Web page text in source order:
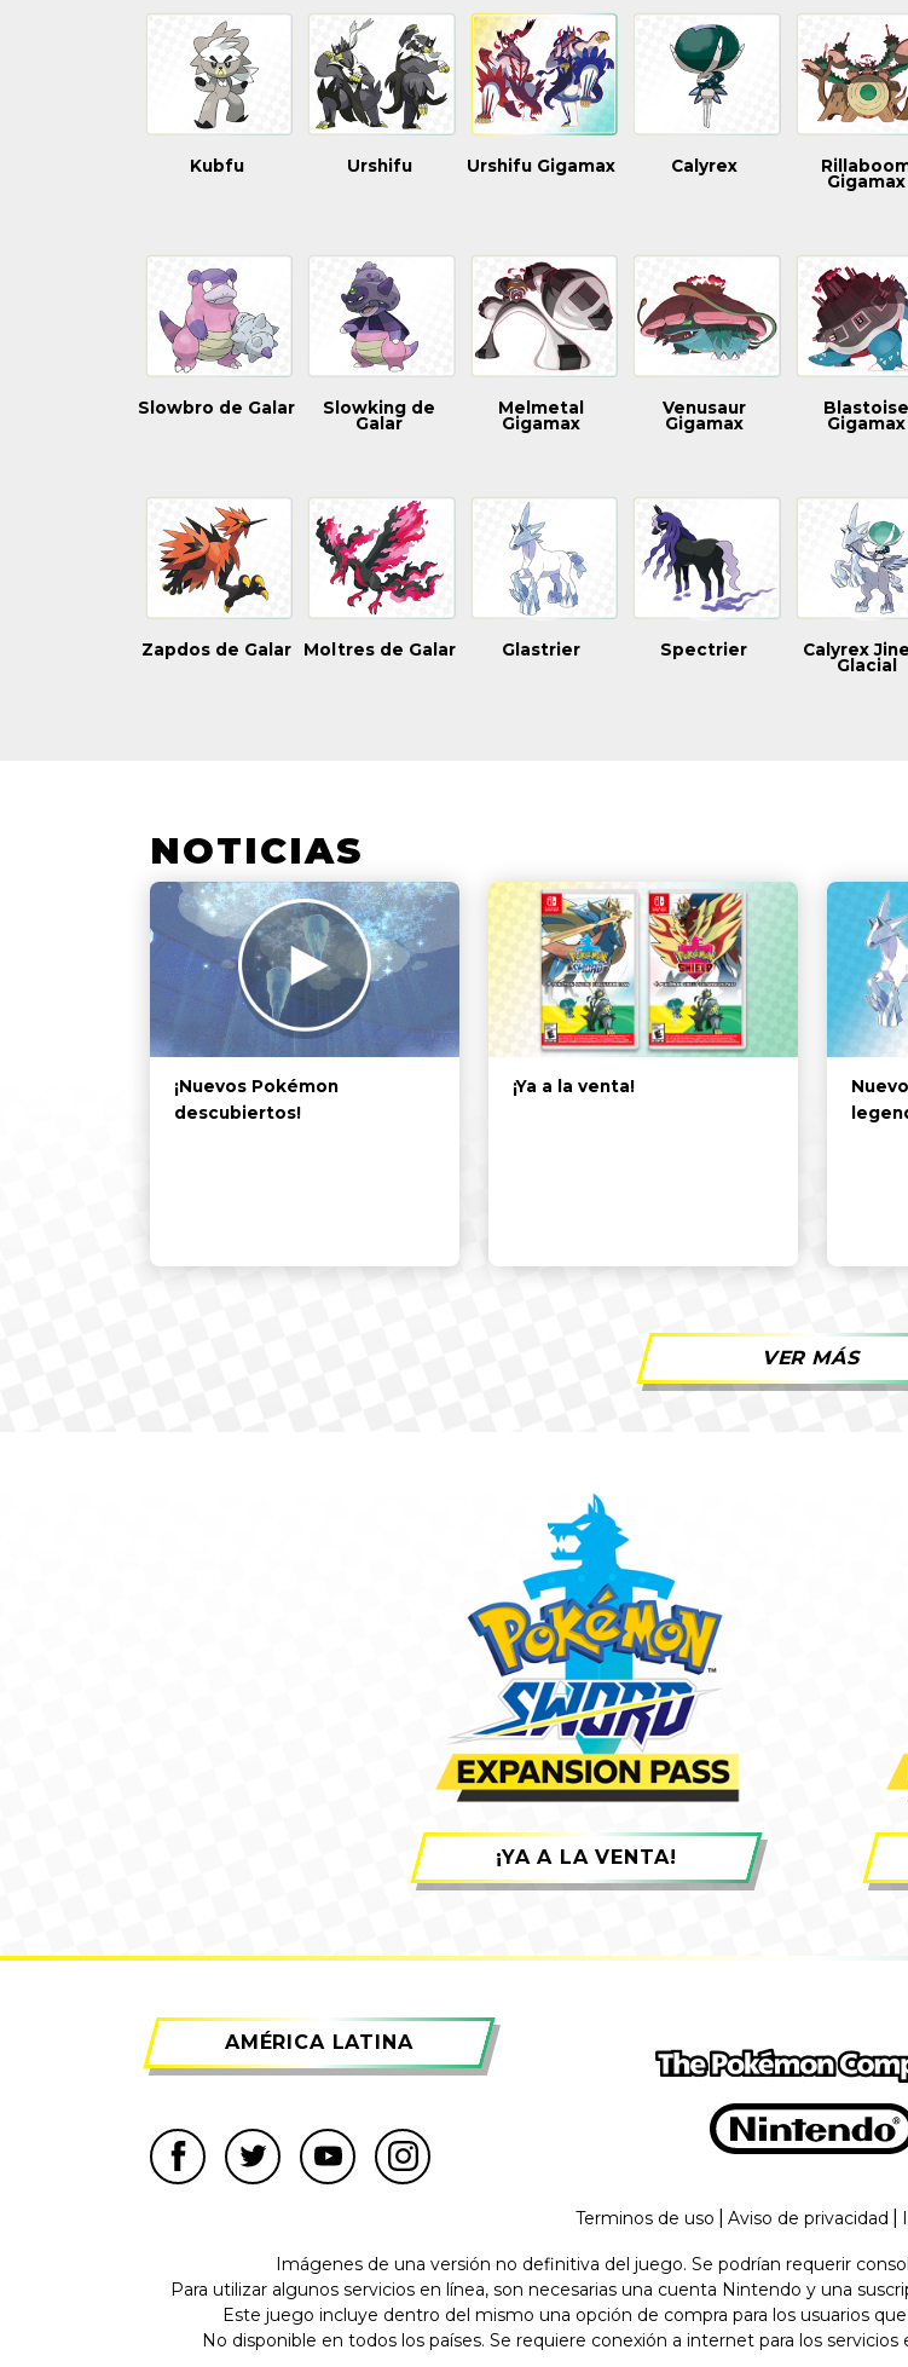
Kubfu Urshifu Urshifu Gigamax Calyrex
Gigamax
Slowbro de Galar
Slowking de
Galar
Melmetal
Gigamax
Venusaur
Gigamax
Blastoise
Gigamax
Zapdos de Galar Moltres de Galar Glastrier Spectrier
Calyrex
Glacial
NOTICIAS
¡Nuevos Pokémon
descubiertos!
¡Ya a la venta!
VER MÁS
¡YA A LA VENTA!
AMÉRICA LATINA
Terminos de uso Aviso de privacidad
Imágenes de una versión no definitiva del juego. Se podrían requerir
Para utilizar algunos servicios en línea, son necesarias una cuenta Nintendo y una
Este juego incluye dentro del mismo una opción de compra para los usuarios
No disponible en todos los países. Se requiere conexión a internet para los